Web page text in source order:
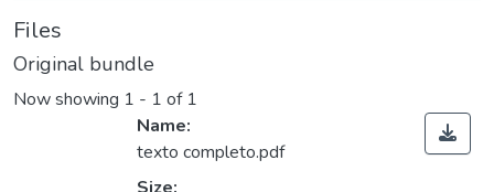
Files
Original bundle
Now showing 1 - 1 of 1
Name:
texto completo.pdf